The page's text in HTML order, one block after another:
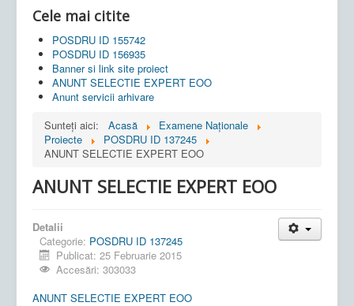
Cele mai citite
POSDRU ID 155742
POSDRU ID 156935
Banner si link site proiect
ANUNT SELECTIE EXPERT EOO
Anunt servicii arhivare
Sunteți aici:
Acasă
Examene Naționale
Proiecte
POSDRU ID 137245
ANUNT SELECTIE EXPERT EOO
ANUNT SELECTIE EXPERT EOO
Detalii
Categorie: POSDRU ID 137245
Publicat: 25 Februarie 2015
Accesări: 303033
ANUNT SELECTIE EXPERT EOO